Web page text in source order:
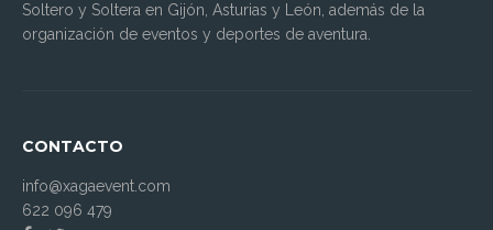
Soltero y Soltera en Gijón, Asturias y León, además de la
organización de eventos y deportes de aventura.
CONTACTO
info@xagaevent.com
622 096 479